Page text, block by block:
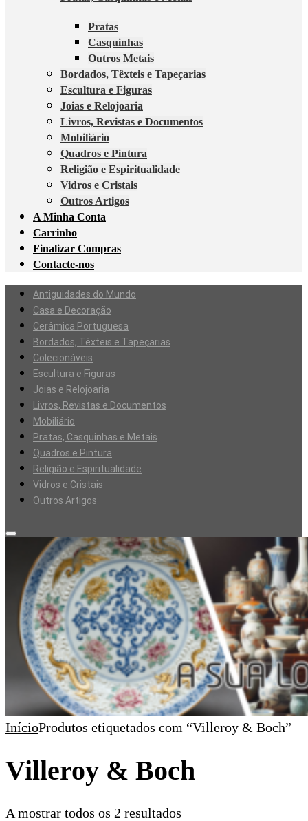
Pratas
Casquinhas
Outros Metais
Bordados, Têxteis e Tapeçarias
Escultura e Figuras
Joias e Relojoaria
Livros, Revistas e Documentos
Mobiliário
Quadros e Pintura
Religião e Espiritualidade
Vidros e Cristais
Outros Artigos
A Minha Conta
Carrinho
Finalizar Compras
Contacte-nos
Antiguidades do Mundo
Casa e Decoração
Cerâmica Portuguesa
Bordados, Têxteis e Tapeçarias
Colecionáveis
Escultura e Figuras
Joias e Relojoaria
Livros, Revistas e Documentos
Mobiliário
Pratas, Casquinhas e Metais
Quadros e Pintura
Religião e Espiritualidade
Vidros e Cristais
Outros Artigos
InícioProdutos etiquetados com “Villeroy & Boch”
Villeroy & Boch
A mostrar todos os 2 resultados